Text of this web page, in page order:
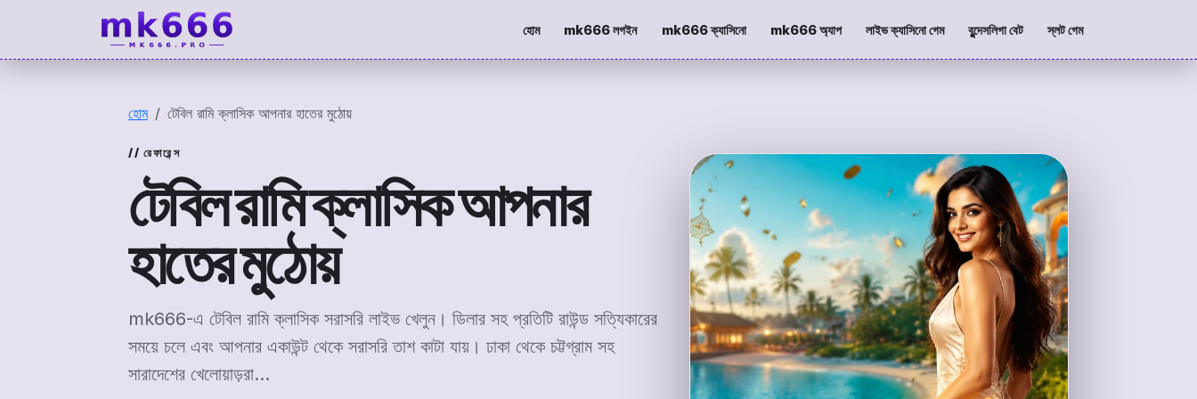
mk666
হোম mk666 লগইন mk666 ক্যাসিনো mk666 অ্যাপ লাইভ ক্যাসিনো গেম বুন্দেসলিগা বেট স্লট গেম
হোম টেবিল রামি ক্লাসিক আপনার হাতের মুঠোয়
রেফারেন্স
টেবিল রামি ক্লাসিক আপনার
হাতের মুঠোয়
mk666-এ টেবিল রামি ক্লাসিক সরাসরি লাইভ খেলুন। ডিলার সহ প্রতিটি রাউন্ড সত্যিকারের
সময়ে চলে এবং আপনার একাউন্ট থেকে সরাসরি তাশ কাটা যায়। ঢাকা থেকে চট্টগ্রাম সহ
সারাদেশের খেলোয়াড়রা…